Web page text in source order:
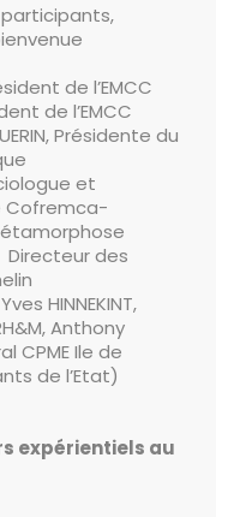
participants,
de l’EMCC
de l’EMCC
Présidente du
et
Cofremca-
Directeur des
HINNEKINT,
Anthony
CPME Ile de
de l’Etat)
expérientiels au